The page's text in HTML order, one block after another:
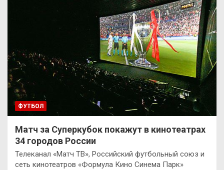
ФУТБОЛ
Матч за Суперкубок покажут в кинотеатрах
34 городов России
Телеканал «Матч ТВ», Российский футбольный союз и
сеть кинотеатров «Формула Кино Синема Парк»